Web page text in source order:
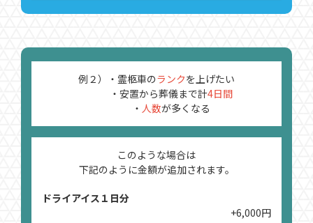
例２）・霊柩車のランクを上げたい
・安置から葬儀まで計4日間
・ 人数が多くなる​​​​
このような場合は
下記のように金額が追加されます。
ドライアイス１日分
+6,000円